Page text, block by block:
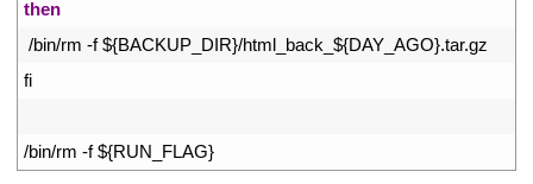
then
/bin/rm -f ${BACKUP_DIR}/html_back_ ${DAY_AGO}.tar.gz
fi
/bin/rm -f ${RUN_FLAG}